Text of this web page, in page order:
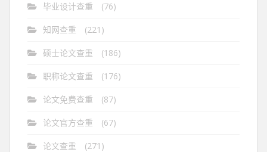
毕业设计查重 (76)
知网查重 (221)
硕士论文查重 (186)
职称论文查重 (176)
论文免费查重 (87)
论文官方查重 (67)
论文查重 (271)